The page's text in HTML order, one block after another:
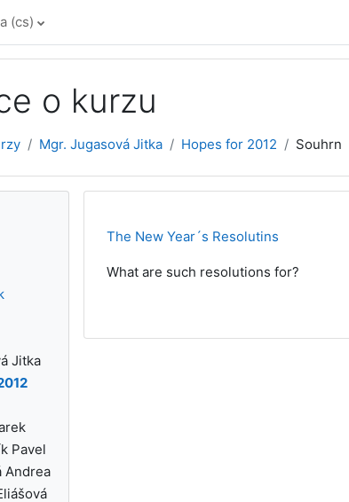
‎(cs)‎
o kurzu
Mgr. Jugasová Jitka Hopes for 2012 Souhrn
The New Year´s Resolutins
What are such resolutions for?
Jitka
Pavel
Andrea